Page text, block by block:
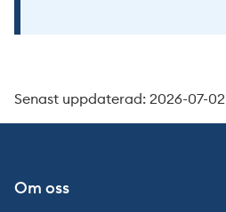
Senast uppdaterad: 2026-07-02
Om oss